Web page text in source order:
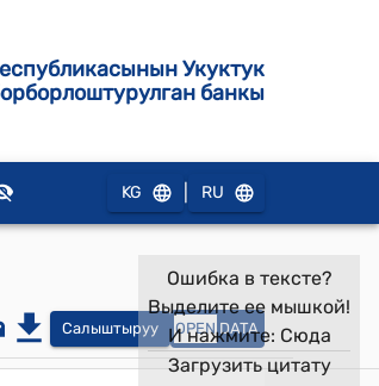
Укуктук
банкы
KG RU
Салыштыруу OPEN DATA
Ошибка в тексте?
Выделите ее мышкой!
И нажмите: Сюда
Загрузить цитату